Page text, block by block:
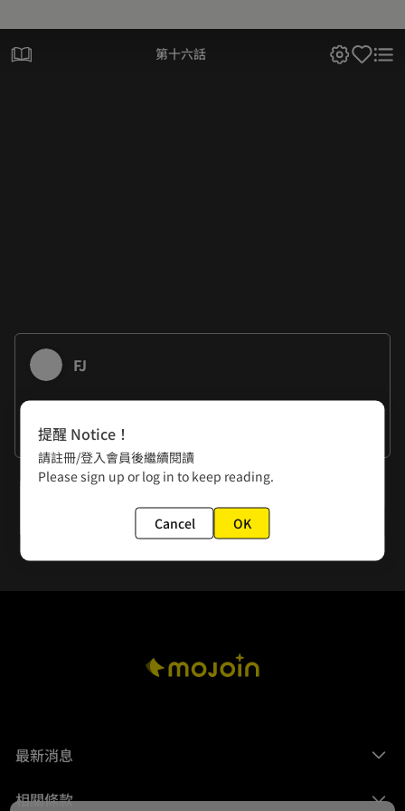
第十六話
FJ
謝謝大家的閱讀。
下一話
第十七話
最新消息
相關條款
提醒 Notice！
請註冊/登入會員後繼續閱讀
Please sign up or log in to keep reading.
Cancel OK